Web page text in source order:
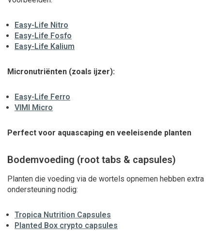
Easy-Life Nitro
Easy-Life Fosfo
Easy-Life Kalium
Micronutriënten (zoals ijzer):
Easy-Life Ferro
VIMI Micro
Perfect voor aquascaping en veeleisende planten
Bodemvoeding (root tabs & capsules)
Planten die voeding via de wortels opnemen hebben extra
ondersteuning nodig:
Tropica Nutrition Capsules
Planted Box crypto capsules